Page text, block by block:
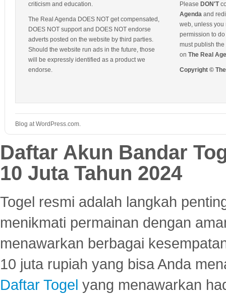
criticism and education.
The Real Agenda DOES NOT get compensated,
DOES NOT support and DOES NOT endorse
adverts posted on the website by third parties.
Should the website run ads in the future, those
will be expressly identified as a product we
endorse.
Please DON'T
Agenda and
web, unless you
permission to
must publish
on The Real
Copyright ©
Blog at WordPress.com.
Daftar Akun Bandar
10 Juta Tahun 2024
Togel resmi adalah langkah
menikmati permainan dengan
menawarkan berbagai
10 juta rupiah yang bisa Anda
Daftar Togel yang menawarkan